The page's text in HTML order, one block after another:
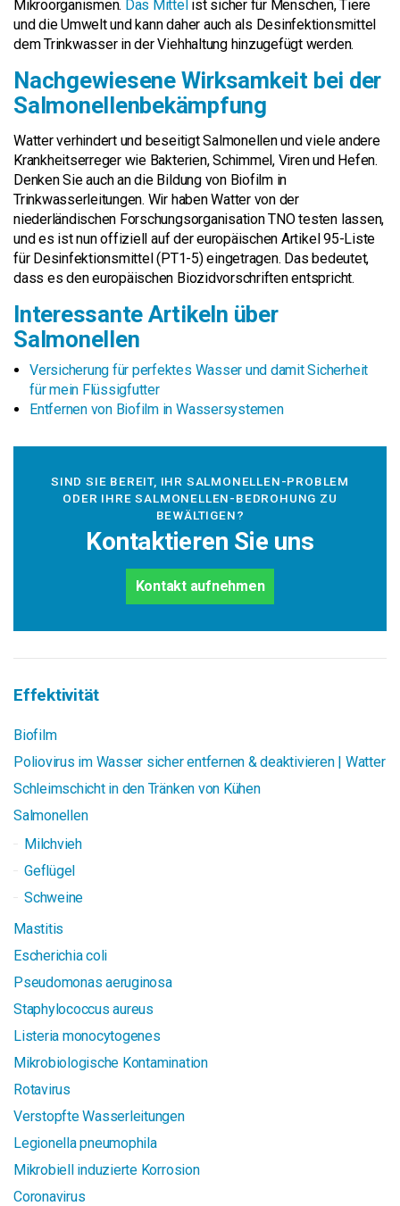
Mikroorganismen. Das Mittel ist sicher für Menschen, Tiere
und die Umwelt und kann daher auch als Desinfektionsmittel
dem Trinkwasser in der Viehhaltung hinzugefügt werden.
Nachgewiesene Wirksamkeit bei der
Salmonellenbekämpfung
Watter verhindert und beseitigt Salmonellen und viele andere
Krankheitserreger wie Bakterien, Schimmel, Viren und Hefen.
Denken Sie auch an die Bildung von Biofilm in
Trinkwasserleitungen. Wir haben Watter von der
niederländischen Forschungsorganisation TNO testen lassen,
und es ist nun offiziell auf der europäischen Artikel 95-Liste
für Desinfektionsmittel (PT1-5) eingetragen. Das bedeutet,
dass es den europäischen Biozidvorschriften entspricht.
Interessante Artikeln über
Salmonellen
Versicherung für perfektes Wasser und damit Sicherheit
für mein Flüssigfutter
Entfernen von Biofilm in Wassersystemen
SIND SIE BEREIT, IHR SALMONELLEN-PROBLEM
ODER IHRE SALMONELLEN-BEDROHUNG ZU
BEWÄLTIGEN?
Kontaktieren Sie uns
Kontakt aufnehmen
Effektivität
Biofilm
Poliovirus im Wasser sicher entfernen & deaktivieren | Watter
Schleimschicht in den Tränken von Kühen
Salmonellen
Milchvieh
Geflügel
Schweine
Mastitis
Escherichia coli
Pseudomonas aeruginosa
Staphylococcus aureus
Listeria monocytogenes
Mikrobiologische Kontamination
Rotavirus
Verstopfte Wasserleitungen
Legionella pneumophila
Mikrobiell induzierte Korrosion
Coronavirus